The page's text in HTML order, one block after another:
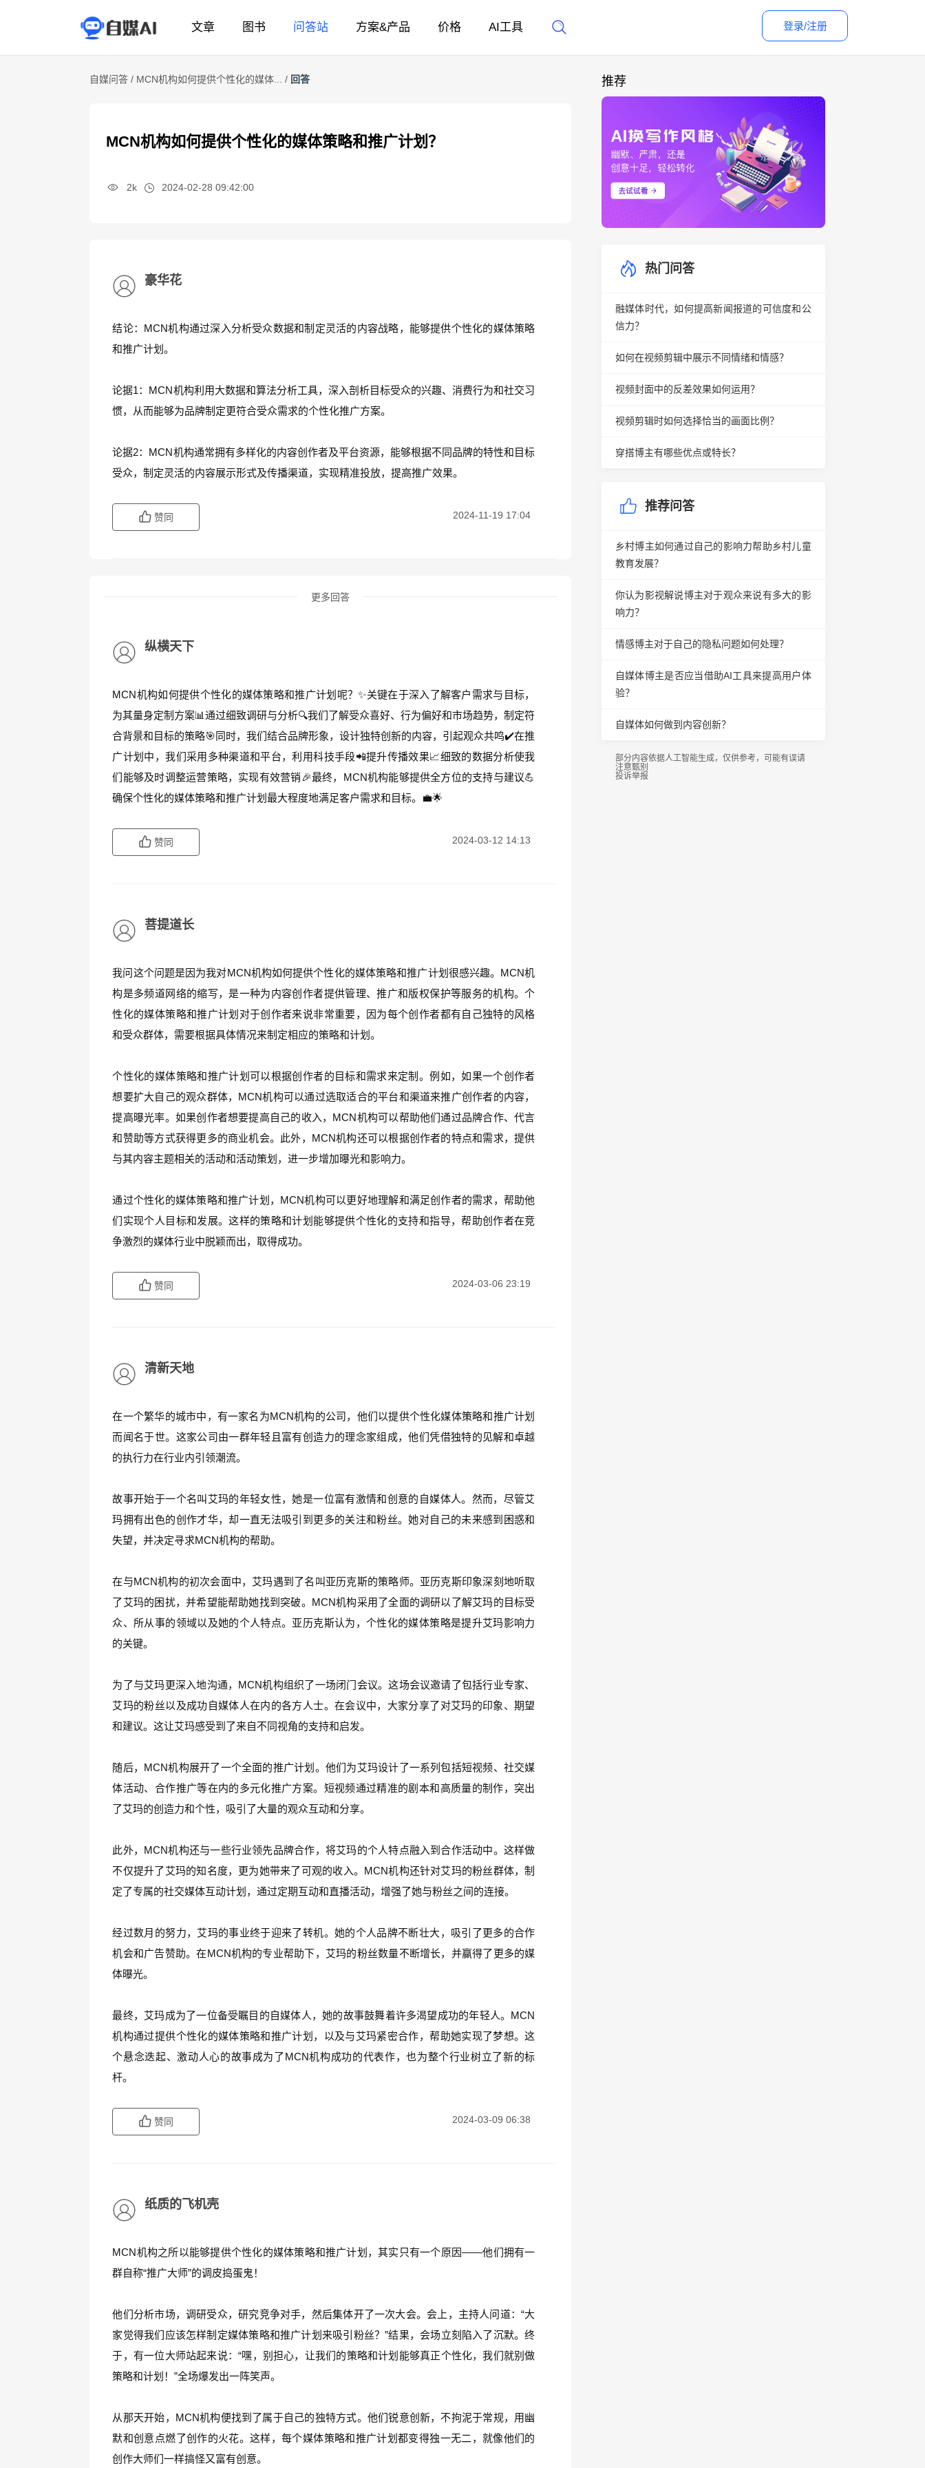
文章 图书 问答站 方案&产品 价格 AI工具 登录/注册
自媒问答 / MCN机构如何提供个性化的媒体... / 回答
MCN机构如何提供个性化的媒体策略和推广计划？
2k 2024-02-28 09:42:00
豪华花
结论：MCN机构通过深入分析受众数据和制定灵活的内容战略，能够提供个性化的媒体策略
和推广计划。
论据1：MCN机构利用大数据和算法分析工具，深入剖析目标受众的兴趣、消费行为和社交习
惯，从而能够为品牌制定更符合受众需求的个性化推广方案。
论据2：MCN机构通常拥有多样化的内容创作者及平台资源，能够根据不同品牌的特性和目标
受众，制定灵活的内容展示形式及传播渠道，实现精准投放，提高推广效果。
赞同 2024-11-19 17:04
更多回答
纵横天下
MCN机构如何提供个性化的媒体策略和推广计划呢？✨关键在于深入了解客户需求与目标，
为其量身定制方案📊通过细致调研与分析🔍我们了解受众喜好、行为偏好和市场趋势，制定符
合背景和目标的策略🎯同时，我们结合品牌形象，设计独特创新的内容，引起观众共鸣✔️在推
广计划中，我们采用多种渠道和平台，利用科技手段📲提升传播效果📈细致的数据分析使我
们能够及时调整运营策略，实现有效营销🎉最终，MCN机构能够提供全方位的支持与建议💪
确保个性化的媒体策略和推广计划最大程度地满足客户需求和目标。💼🌟
赞同 2024-03-12 14:13
菩提道长
我问这个问题是因为我对MCN机构如何提供个性化的媒体策略和推广计划很感兴趣。MCN机
构是多频道网络的缩写，是一种为内容创作者提供管理、推广和版权保护等服务的机构。个
性化的媒体策略和推广计划对于创作者来说非常重要，因为每个创作者都有自己独特的风格
和受众群体，需要根据具体情况来制定相应的策略和计划。
个性化的媒体策略和推广计划可以根据创作者的目标和需求来定制。例如，如果一个创作者
想要扩大自己的观众群体，MCN机构可以通过选取适合的平台和渠道来推广创作者的内容，
提高曝光率。如果创作者想要提高自己的收入，MCN机构可以帮助他们通过品牌合作、代言
和赞助等方式获得更多的商业机会。此外，MCN机构还可以根据创作者的特点和需求，提供
与其内容主题相关的活动和活动策划，进一步增加曝光和影响力。
通过个性化的媒体策略和推广计划，MCN机构可以更好地理解和满足创作者的需求，帮助他
们实现个人目标和发展。这样的策略和计划能够提供个性化的支持和指导，帮助创作者在竞
争激烈的媒体行业中脱颖而出，取得成功。
赞同 2024-03-06 23:19
清新天地
在一个繁华的城市中，有一家名为MCN机构的公司，他们以提供个性化媒体策略和推广计划
而闻名于世。这家公司由一群年轻且富有创造力的理念家组成，他们凭借独特的见解和卓越
的执行力在行业内引领潮流。
故事开始于一个名叫艾玛的年轻女性，她是一位富有激情和创意的自媒体人。然而，尽管艾
玛拥有出色的创作才华，却一直无法吸引到更多的关注和粉丝。她对自己的未来感到困惑和
失望，并决定寻求MCN机构的帮助。
在与MCN机构的初次会面中，艾玛遇到了名叫亚历克斯的策略师。亚历克斯印象深刻地听取
了艾玛的困扰，并希望能帮助她找到突破。MCN机构采用了全面的调研以了解艾玛的目标受
众、所从事的领域以及她的个人特点。亚历克斯认为，个性化的媒体策略是提升艾玛影响力
的关键。
为了与艾玛更深入地沟通，MCN机构组织了一场闭门会议。这场会议邀请了包括行业专家、
艾玛的粉丝以及成功自媒体人在内的各方人士。在会议中，大家分享了对艾玛的印象、期望
和建议。这让艾玛感受到了来自不同视角的支持和启发。
随后，MCN机构展开了一个全面的推广计划。他们为艾玛设计了一系列包括短视频、社交媒
体活动、合作推广等在内的多元化推广方案。短视频通过精准的剧本和高质量的制作，突出
了艾玛的创造力和个性，吸引了大量的观众互动和分享。
此外，MCN机构还与一些行业领先品牌合作，将艾玛的个人特点融入到合作活动中。这样做
不仅提升了艾玛的知名度，更为她带来了可观的收入。MCN机构还针对艾玛的粉丝群体，制
定了专属的社交媒体互动计划，通过定期互动和直播活动，增强了她与粉丝之间的连接。
经过数月的努力，艾玛的事业终于迎来了转机。她的个人品牌不断壮大，吸引了更多的合作
机会和广告赞助。在MCN机构的专业帮助下，艾玛的粉丝数量不断增长，并赢得了更多的媒
体曝光。
最终，艾玛成为了一位备受瞩目的自媒体人，她的故事鼓舞着许多渴望成功的年轻人。MCN
机构通过提供个性化的媒体策略和推广计划，以及与艾玛紧密合作，帮助她实现了梦想。这
个悬念迭起、激动人心的故事成为了MCN机构成功的代表作，也为整个行业树立了新的标
杆。
赞同 2024-03-09 06:38
纸质的飞机壳
MCN机构之所以能够提供个性化的媒体策略和推广计划，其实只有一个原因——他们拥有一
群自称“推广大师”的调皮捣蛋鬼！
他们分析市场，调研受众，研究竞争对手，然后集体开了一次大会。会上，主持人问道：“大
家觉得我们应该怎样制定媒体策略和推广计划来吸引粉丝？”结果，会场立刻陷入了沉默。终
于，有一位大师站起来说：“嘿，别担心，让我们的策略和计划能够真正个性化，我们就别做
策略和计划！”全场爆发出一阵笑声。
从那天开始，MCN机构便找到了属于自己的独特方式。他们锐意创新，不拘泥于常规，用幽
默和创意点燃了创作的火花。这样，每个媒体策略和推广计划都变得独一无二，就像他们的
创作大师们一样搞怪又富有创意。
推荐
热门问答
融媒体时代，如何提高新闻报道的可信度和公
信力？
如何在视频剪辑中展示不同情绪和情感？
视频封面中的反差效果如何运用？
视频剪辑时如何选择恰当的画面比例？
穿搭博主有哪些优点或特长？
推荐问答
乡村博主如何通过自己的影响力帮助乡村儿童
教育发展？
你认为影视解说博主对于观众来说有多大的影
响力？
情感博主对于自己的隐私问题如何处理？
自媒体博主是否应当借助AI工具来提高用户体
验？
自媒体如何做到内容创新？
部分内容依据人工智能生成，仅供参考，可能有误请
注意甄别
投诉举报